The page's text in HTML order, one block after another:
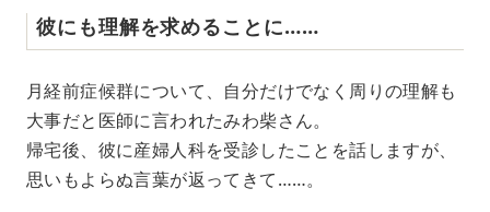
彼にも理解を求めることに……
月経前症候群について、自分だけでなく周りの理解も
大事だと医師に言われたみわ柴さん。
帰宅後、彼に産婦人科を受診したことを話しますが、
思いもよらぬ言葉が返ってきて……。